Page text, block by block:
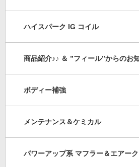
ハイスパーク IG コイル
商品紹介♪♪ ＆ ”フィール”からのお知
ボディー補強
メンテナンス＆ケミカル
パワーアップ系 マフラー＆エアー